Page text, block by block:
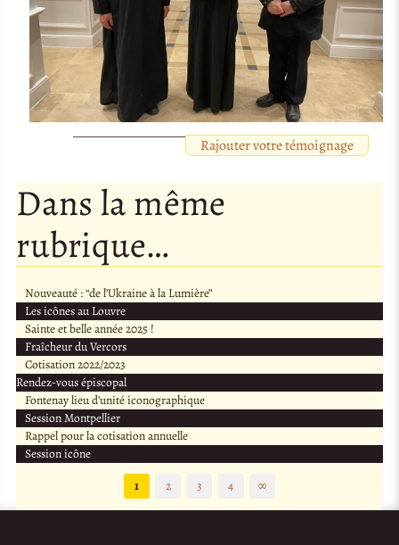
Rajouter votre témoignage
Dans la même
rubrique…
Nouveauté : “de l’Ukraine à la Lumière”
Les icônes au Louvre
Sainte et belle année 2025 !
Fraîcheur du Vercors
Cotisation 2022/2023
Rendez-vous épiscopal
Fontenay lieu d’unité iconographique
Session Montpellier
Rappel pour la cotisation annuelle
Session icône
1
2 3 4 ∞